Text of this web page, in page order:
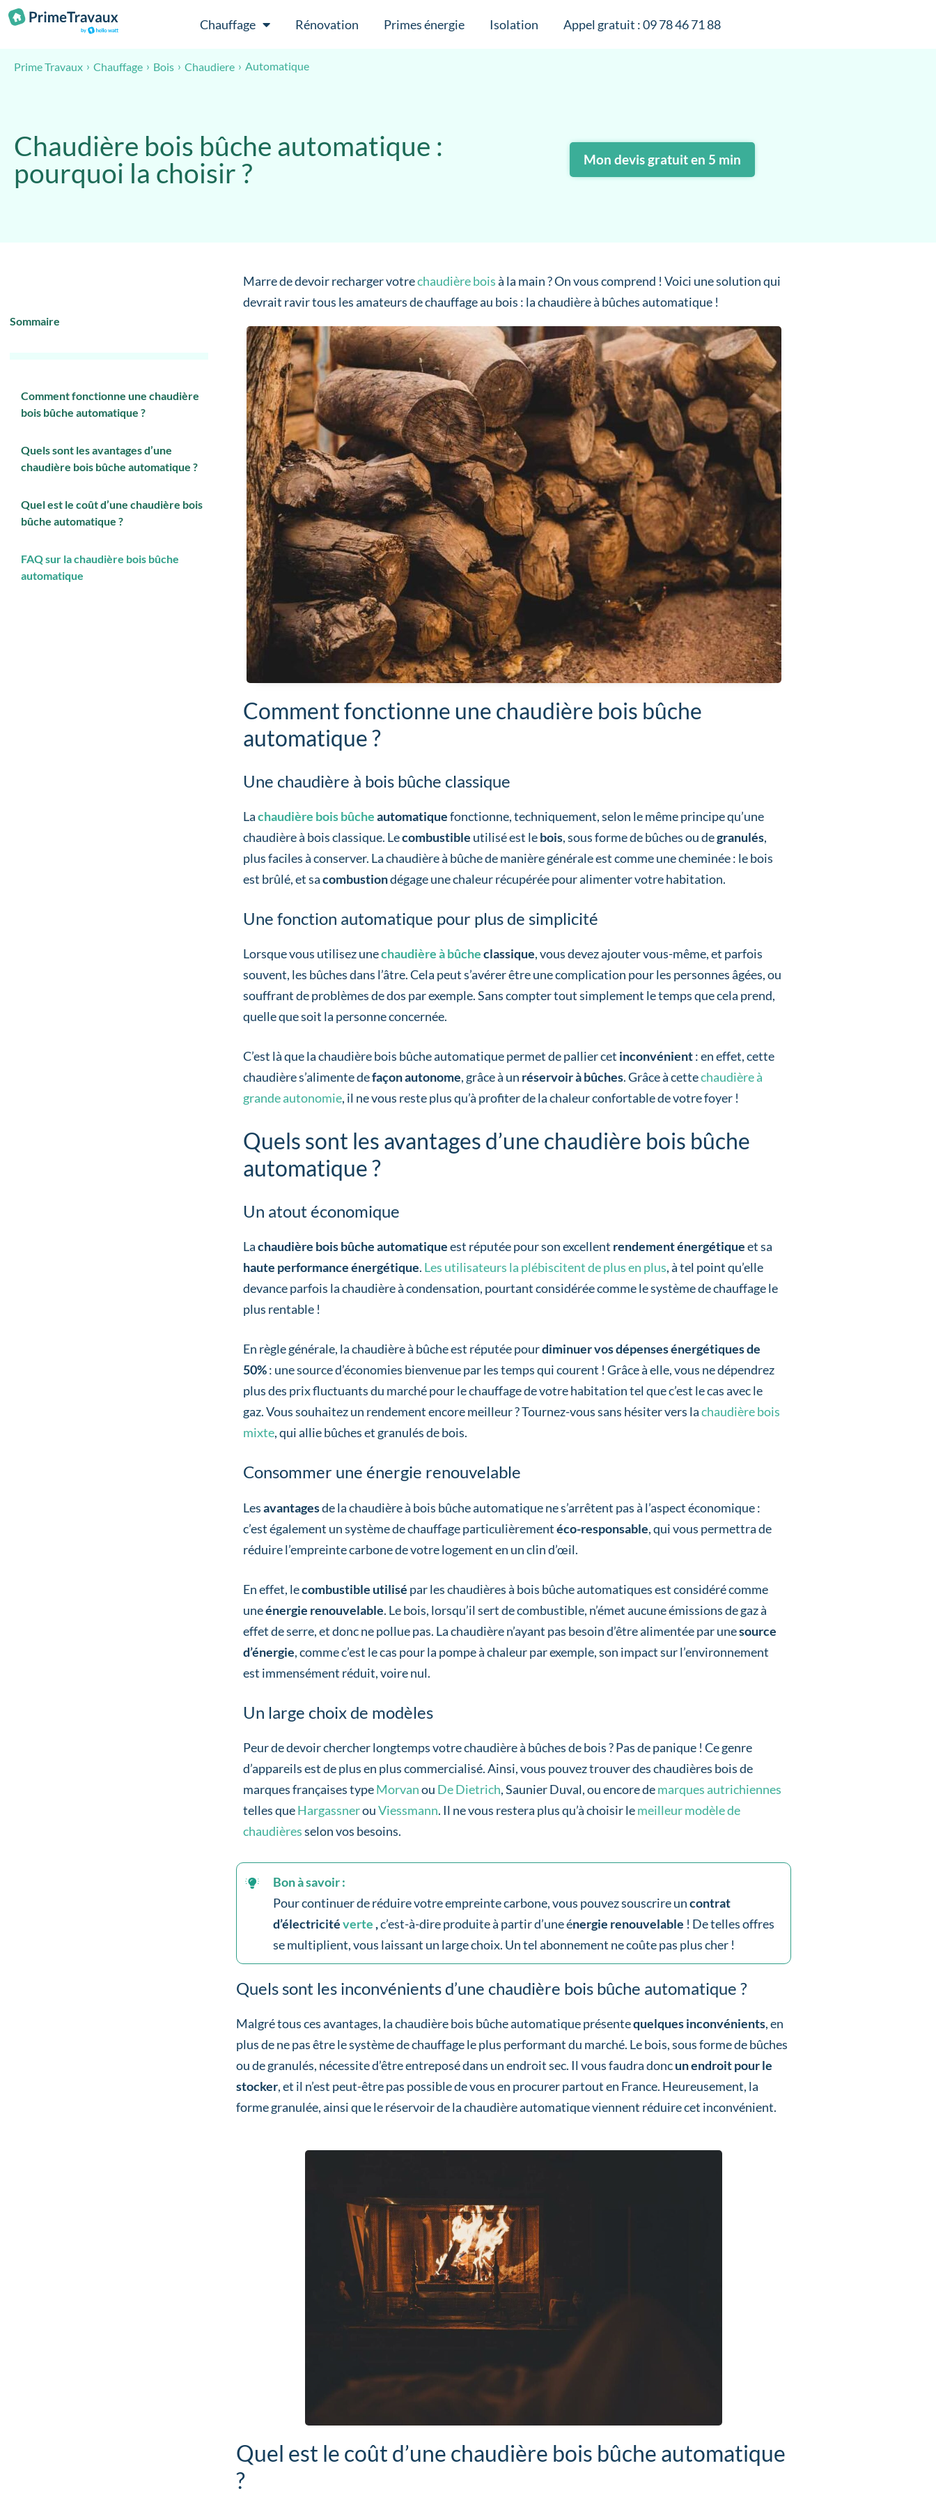
Passer au contenu Chauffage Rénovation Primes énergie Isolation Appel gratuit : 09 78 46 71 88
Prime Travaux Chauffage Bois Chaudiere Automatique
Chaudière bois bûche automatique :
pourquoi la choisir ?
Mon devis gratuit en 5 min
Sommaire
Comment fonctionne une chaudière
bois bûche automatique ?
Quels sont les avantages d’une
chaudière bois bûche automatique ?
Quel est le coût d’une chaudière bois
bûche automatique ?
FAQ sur la chaudière bois bûche
automatique
Marre de devoir recharger votrechaudière boisà la main ? On vous comprend ! Voici une solution qui
devrait ravir tous les amateurs de chauffage au bois : la chaudière à bûches automatique !
Comment fonctionne une chaudière bois bûche
automatique ?
Une chaudière à bois bûche classique
Lachaudière bois bûcheautomatiquefonctionne, techniquement, selon le même principe qu’une
chaudière à bois classique. Lecombustible utilisé est lebois, sous forme de bûches ou degranulés,
plus faciles à conserver. La chaudière à bûche de manière générale est comme une cheminée : le bois
est brûlé, et sacombustiondégage une chaleur récupérée pour alimenter votre habitation.
Une fonction automatique pour plus de simplicité
Lorsque vous utilisez unechaudière à bûcheclassique, vous devez ajouter vous-même, et parfois
souvent, les bûches dans l’âtre. Cela peut s’avérer être une complication pour les personnes âgées, ou
souffrant de problèmes de dos par exemple. Sans compter tout simplement le temps que cela prend,
quelle que soit la personne concernée.
C’est là que la chaudière bois bûche automatique permet de pallier cet inconvénient: en effet, cette
chaudière s’alimente defaçon autonome, grâce à un réservoir à bûches. Grâce à cettechaudière à
grande autonomie, il ne vous reste plus qu’à profiter de la chaleur confortable de votre foyer !
Quels sont les avantages d’une chaudière bois bûche
automatique ?
Un atout économique
Lachaudière bois bûche automatiqueest réputée pour son excellent rendementénergétiqueet sa
haute performance énergétique. Les utilisateurs la plébiscitent de plus en plus, à tel point qu’elle
devance parfois la chaudière à condensation, pourtant considérée comme le système de chauffage le
plus rentable !
En règle générale, la chaudière à bûche est réputée pourdiminuer vos dépenses énergétiques de
50%: une source d’économies bienvenue par les temps qui courent ! Grâce à elle, vous ne dépendrez
plus des prix fluctuants du marché pour le chauffage de votre habitation tel que c’est le cas avec le
gaz. Vous souhaitez un rendement encore meilleur ? Tournez-vous sans hésiter vers lachaudière bois
mixte, qui allie bûches et granulés de bois.
Consommer une énergie renouvelable
Lesavantagesde la chaudière à bois bûche automatique ne s’arrêtent pas à l’aspect économique :
c’est également un système de chauffage particulièrementéco-responsable, qui vous permettra de
réduire l’empreinte carbone de votre logement en un clin d’œil.
En effet, lecombustible utilisé par les chaudières à bois bûche automatiques est considéré comme
uneénergie renouvelable. Le bois, lorsqu’il sert de combustible, n’émet aucune émissions de gaz à
effet de serre, et donc ne pollue pas. La chaudière n’ayant pas besoin d’être alimentée par unesource
d’énergie, comme c’est le cas pour la pompe à chaleur par exemple, son impact sur l’environnement
est immensément réduit, voire nul.
Un large choix de modèles
Peur de devoir chercher longtemps votre chaudière à bûches de bois ? Pas de panique ! Ce genre
d’appareils est de plus en plus commercialisé. Ainsi, vous pouvez trouver des chaudières bois de
marques françaises typeMorvanou De Dietrich, Saunier Duval, ou encore demarques autrichiennes
telles queHargassnerouViessmann. Il ne vous restera plus qu’à choisir lemeilleur modèle de
chaudièresselon vos besoins.
Bon à savoir :
Pour continuer de réduire votre empreinte carbone, vous pouvez souscrire uncontrat
d’électricitéverte,c’est-à-dire produite à partir d’une énergie renouvelable ! De telles offres
se multiplient, vous laissant un large choix. Un tel abonnement ne coûte pas plus cher !
Quels sont les inconvénients d’une chaudière bois bûche automatique ?
Malgré tous ces avantages, la chaudière bois bûche automatique présentequelques inconvénients, en
plus de ne pas être le système de chauffage le plus performant du marché. Le bois, sous forme de bûches
ou de granulés, nécessite d’être entreposé dans un endroit sec. Il vous faudra doncun endroit pour le
stocker, et il n’est peut-être pas possible de vous en procurer partout en France. Heureusement, la
forme granulée, ainsi que le réservoir de la chaudière automatique viennent réduire cet inconvénient.
Quel est le coût d’une chaudière bois bûche automatique
?